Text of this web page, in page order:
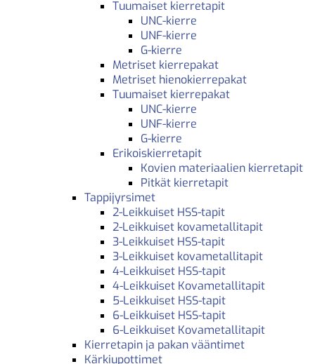
Tuumaiset kierretapit
UNC-kierre
UNF-kierre
G-kierre
Metriset kierrepakat
Metriset hienokierrepakat
Tuumaiset kierrepakat
UNC-kierre
UNF-kierre
G-kierre
Erikoiskierretapit
Kovien materiaalien kierretapit
Pitkät kierretapit
Tappijyrsimet
2-Leikkuiset HSS-tapit
2-Leikkuiset kovametallitapit
3-Leikkuiset HSS-tapit
3-Leikkuiset kovametallitapit
4-Leikkuiset HSS-tapit
4-Leikkuiset Kovametallitapit
5-Leikkuiset HSS-tapit
6-Leikkuiset HSS-tapit
6-Leikkuiset Kovametallitapit
Kierretapin ja pakan vääntimet
Kärkiupottimet